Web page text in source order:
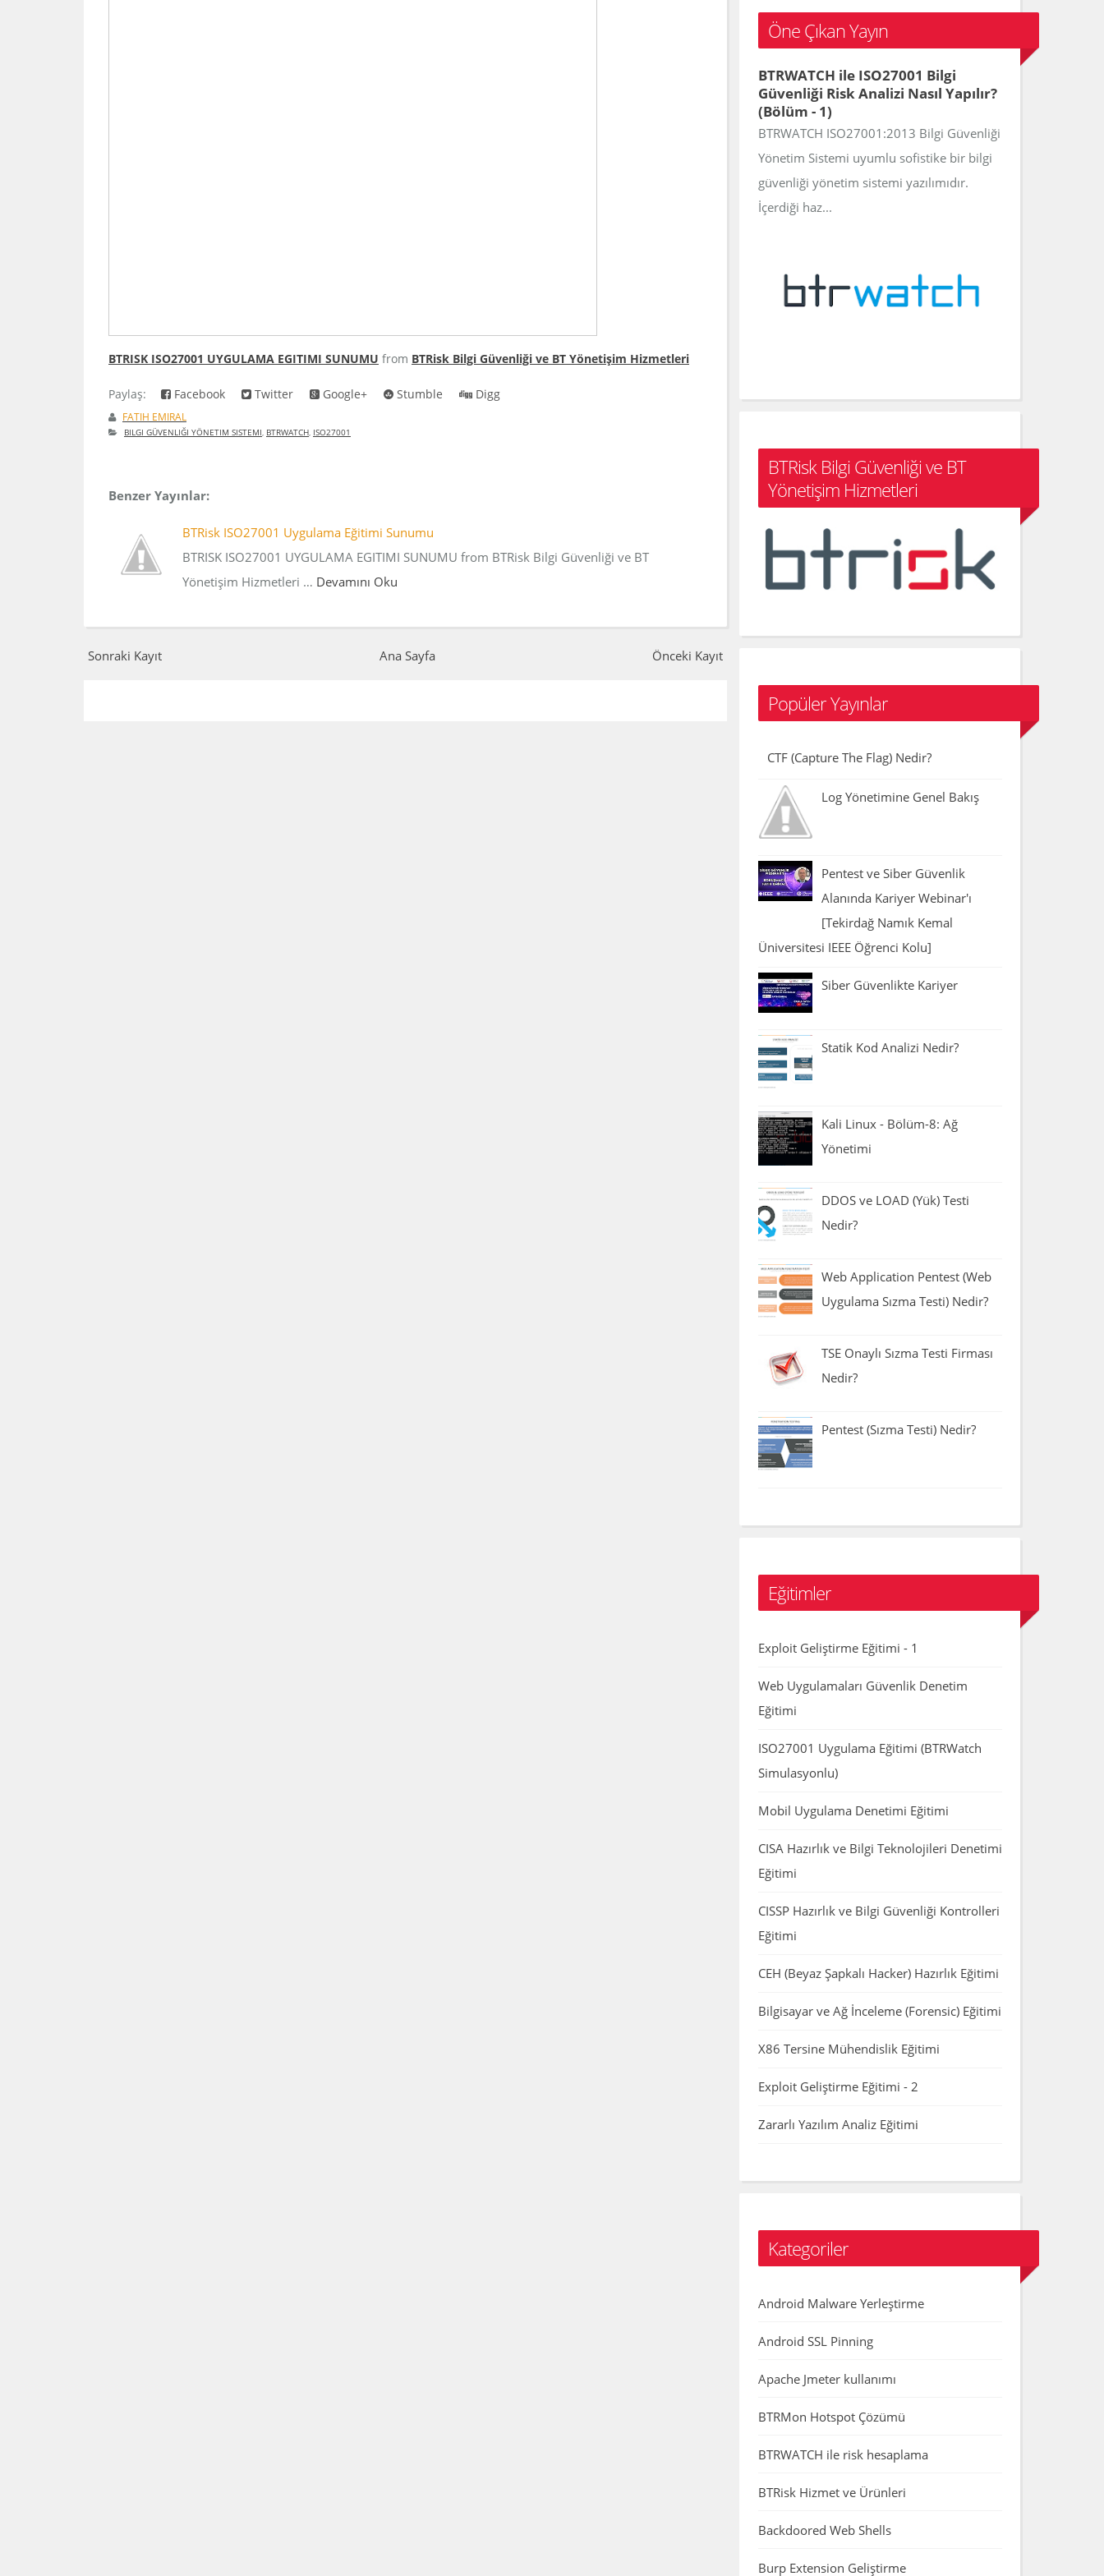
BTRISK ISO27001 UYGULAMA EGITIMI SUNUMU from BTRisk Bilgi Güvenliği ve BT Yönetişim Hizmetleri
Paylaş: Facebook Twitter Google+ Stumble Digg
FATIH EMIRAL
BILGI GÜVENLIĞI YÖNETIM SISTEMI, BTRWATCH, ISO27001
Benzer Yayınlar:
BTRisk ISO27001 Uygulama Eğitimi Sunumu
BTRISK ISO27001 UYGULAMA EGITIMI SUNUMU from BTRisk Bilgi Güvenliği ve BT
Yönetişim Hizmetleri … Devamını Oku
Sonraki Kayıt Önceki Kayıt
Ana Sayfa
f
o
r
:
Öne Çıkan Yayın
BTRWATCH ile ISO27001 Bilgi
Güvenliği Risk Analizi Nasıl Yapılır?
(Bölüm - 1)
BTRWATCH ISO27001:2013 Bilgi Güvenliği
Yönetim Sistemi uyumlu sofistike bir bilgi
güvenliği yönetim sistemi yazılımıdır.
İçerdiği haz...
BTRisk Bilgi Güvenliği ve BT
Yönetişim Hizmetleri
Popüler Yayınlar
CTF (Capture The Flag) Nedir?
Log Yönetimine Genel Bakış
Pentest ve Siber Güvenlik
Alanında Kariyer Webinar'ı
[Tekirdağ Namık Kemal
Üniversitesi IEEE Öğrenci Kolu]
Siber Güvenlikte Kariyer
Statik Kod Analizi Nedir?
Kali Linux - Bölüm-8: Ağ
Yönetimi
DDOS ve LOAD (Yük) Testi
Nedir?
Web Application Pentest (Web
Uygulama Sızma Testi) Nedir?
TSE Onaylı Sızma Testi Firması
Nedir?
Pentest (Sızma Testi) Nedir?
Eğitimler
Exploit Geliştirme Eğitimi - 1
Web Uygulamaları Güvenlik Denetim
Eğitimi
ISO27001 Uygulama Eğitimi (BTRWatch
Simulasyonlu)
Mobil Uygulama Denetimi Eğitimi
CISA Hazırlık ve Bilgi Teknolojileri Denetimi
Eğitimi
CISSP Hazırlık ve Bilgi Güvenliği Kontrolleri
Eğitimi
CEH (Beyaz Şapkalı Hacker) Hazırlık Eğitimi
Bilgisayar ve Ağ İnceleme (Forensic) Eğitimi
X86 Tersine Mühendislik Eğitimi
Exploit Geliştirme Eğitimi - 2
Zararlı Yazılım Analiz Eğitimi
Kategoriler
Android Malware Yerleştirme
Android SSL Pinning
Apache Jmeter kullanımı
BTRMon Hotspot Çözümü
BTRWATCH ile risk hesaplama
BTRisk Hizmet ve Ürünleri
Backdoored Web Shells
Burp Extension Geliştirme